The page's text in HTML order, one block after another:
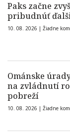
Paks začne
pribudnúť
10. 08. 2026 | Žiadne
Ománske
na zvládnutí
pobreží
10. 08. 2026 | Žiadne